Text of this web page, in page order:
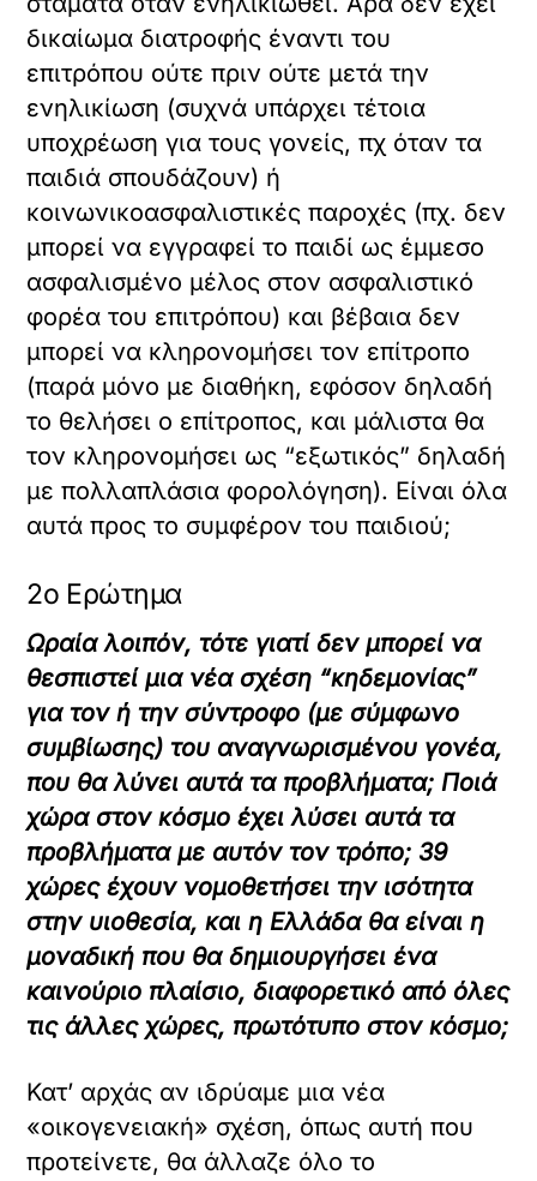
δικαίωμα διατροφής έναντι του
επιτρόπου ούτε πριν ούτε μετά την
ενηλικίωση (συχνά υπάρχει τέτοια
υποχρέωση για τους γονείς, πχ όταν τα
παιδιά σπουδάζουν) ή
κοινωνικοασφαλιστικές παροχές (πχ. δεν
μπορεί να εγγραφεί το παιδί ως έμμεσο
ασφαλισμένο μέλος στον ασφαλιστικό
φορέα του επιτρόπου) και βέβαια δεν
μπορεί να κληρονομήσει τον επίτροπο
(παρά μόνο με διαθήκη, εφόσον δηλαδή
το θελήσει ο επίτροπος, και μάλιστα θα
τον κληρονομήσει ως “εξωτικός” δηλαδή
με πολλαπλάσια φορολόγηση). Είναι όλα
αυτά προς το συμφέρον του παιδιού;
2ο Ερώτημα
Ωραία λοιπόν, τότε γιατί δεν μπορεί να
θεσπιστεί μια νέα σχέση “κηδεμονίας”
για τον ή την σύντροφο (με σύμφωνο
συμβίωσης) του αναγνωρισμένου γονέα,
που θα λύνει αυτά τα προβλήματα;Ποιά
χώρα στον κόσμο έχει λύσει αυτά τα
προβλήματα με αυτόν τον τρόπο; 39
χώρες έχουν νομοθετήσει την ισότητα
στην υιοθεσία, και η Ελλάδα θα είναι η
μοναδική που θα δημιουργήσει ένα
καινούριο πλαίσιο, διαφορετικό από όλες
τις άλλες χώρες, πρωτότυπο στον κόσμο;
Κατ’ αρχάς αν ιδρύαμε μια νέα
«οικογενειακή» σχέση, όπως αυτή που
προτείνετε, θα άλλαζε όλο το